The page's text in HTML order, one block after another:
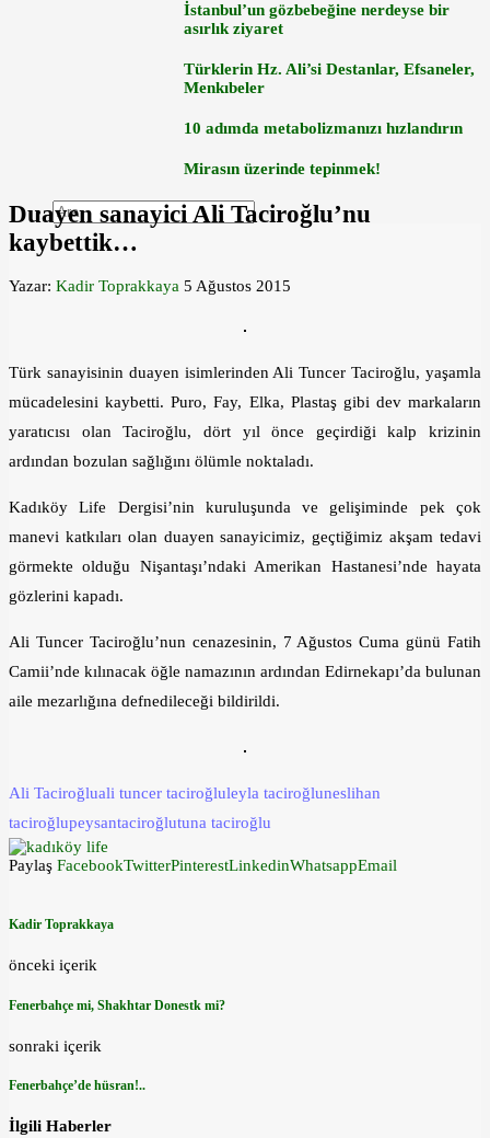
İstanbul’un gözbebeğine nerdeyse bir
asırlık ziyaret
Türklerin Hz. Ali’si Destanlar, Efsaneler,
Menkıbeler
10 adımda metabolizmanızı hızlandırın
Mirasın üzerinde tepinmek!
Duayen sanayici Ali Taciroğlu’nu
kaybettik…
Yazar: Kadir Toprakkaya 5 Ağustos 2015
Türk sanayisinin duayen isimlerinden Ali Tuncer Taciroğlu, yaşamla
mücadelesini kaybetti. Puro, Fay, Elka, Plastaş gibi dev markaların
yaratıcısı olan Taciroğlu, dört yıl önce geçirdiği kalp krizinin
ardından bozulan sağlığını ölümle noktaladı.
Kadıköy Life Dergisi’nin kuruluşunda ve gelişiminde pek çok
manevi katkıları olan duayen sanayicimiz, geçtiğimiz akşam tedavi
görmekte olduğu Nişantaşı’ndaki Amerikan Hastanesi’nde hayata
gözlerini kapadı.
Ali Tuncer Taciroğlu’nun cenazesinin, 7 Ağustos Cuma günü Fatih
Camii’nde kılınacak öğle namazının ardından Edirnekapı’da bulunan
aile mezarlığına defnedileceği bildirildi.
Ali Taciroğluali tuncer taciroğluleyla taciroğluneslihan
taciroğlupeysantaciroğlutuna taciroğlu
Paylaş FacebookTwitterPinterestLinkedinWhatsappEmail
Kadir Toprakkaya
önceki içerik
Fenerbahçe mi, Shakhtar Donestk mi?
sonraki içerik
Fenerbahçe’de hüsran!..
İlgili Haberler